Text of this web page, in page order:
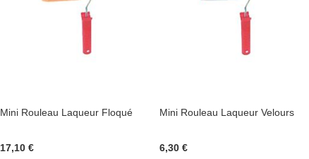
Mini Rouleau Laqueur Floqué
17,10 €
Mini Rouleau Laqueur Velours
6,30 €